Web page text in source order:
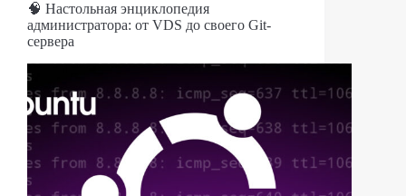
🧠 Настольная энциклопедия
администратора: от VDS до своего Git-
сервера